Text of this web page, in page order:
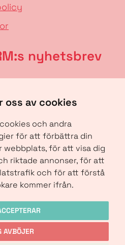
oss av cookies
och andra
för att förbättra din
webbplats, för att visa dig
riktade annonser, för att
och för att förstå
kommer ifrån.
AVBÖJER
nyhetsbrev